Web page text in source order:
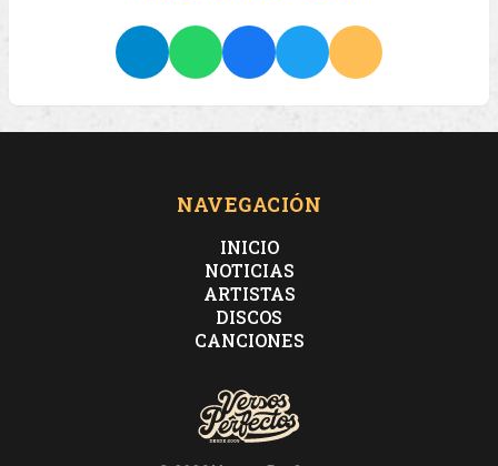
NAVEGACIÓN
INICIO
NOTICIAS
ARTISTAS
DISCOS
CANCIONES